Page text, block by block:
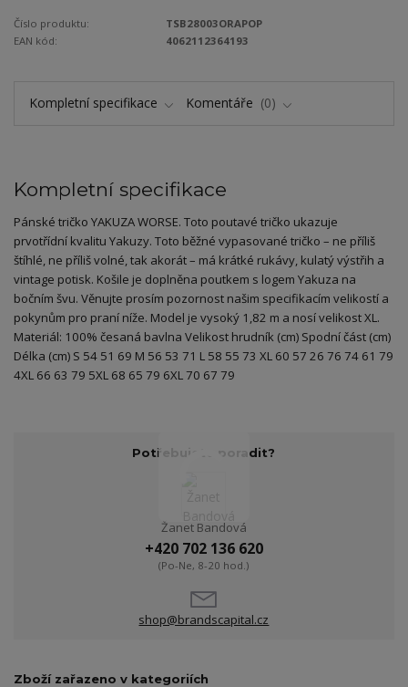
Číslo produktu:
TSB28003ORAPOP
EAN kód:
4062112364193
Kompletní specifikace Komentáře 0
Kompletní specifikace
Pánské tričko YAKUZA WORSE. Toto poutavé tričko ukazuje
prvotřídní kvalitu Yakuzy. Toto běžné vypasované tričko – ne příliš
štíhlé, ne příliš volné, tak akorát – má krátké rukávy, kulatý výstřih a
vintage potisk. Košile je doplněna poutkem s logem Yakuza na
bočním švu. Věnujte prosím pozornost našim specifikacím velikostí a
pokynům pro praní níže. Model je vysoký 1,82 m a nosí velikost XL.
Materiál: 100% česaná bavlna Velikost hrudník (cm) Spodní část (cm)
Délka (cm) S 54 51 69 M 56 53 71 L 58 55 73 XL 60 57 26 76 74 61 79
4XL 66 63 79 5XL 68 65 79 6XL 70 67 79
Potřebujete poradit?
Žanet Bandová
+420 702 136 620
(Po-Ne, 8-20 hod.)
shop@brandscapital.cz
Zboží zařazeno v kategoriích